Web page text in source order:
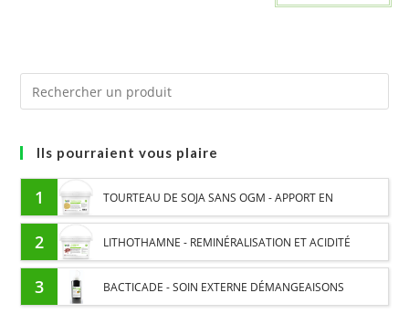
Ils pourraient vous plaire
1 TOURTEAU DE SOJA SANS OGM - APPORT EN
PROTÉINES ET SOUTIEN ÉNERGÉTIQUE POUR CHEVAUX
2 LITHOTHAMNE - REMINÉRALISATION ET ACIDITÉ
GASTRIQUE CHEVAL - PLANTE PURE
3 BACTICADE - SOIN EXTERNE DÉMANGEAISONS